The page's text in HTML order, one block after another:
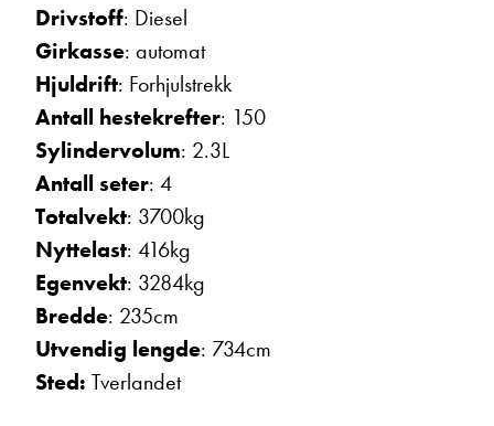
Hans Jacob Sausjord
Selger
Drivstoff: Diesel
Girkasse: automat
Hjuldrift: Forhjulstrekk
Antall hestekrefter: 150
Sylindervolum: 2.3L
Antall seter: 4
Totalvekt: 3700kg
Nyttelast: 416kg
Egenvekt: 3284kg
Bredde: 235cm
Utvendig lengde: 734cm
Sted: Tverlandet